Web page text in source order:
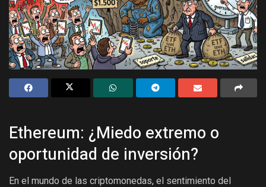
Ethereum: ¿Miedo extremo o
oportunidad de inversión?
En el mundo de las criptomonedas, el sentimiento del